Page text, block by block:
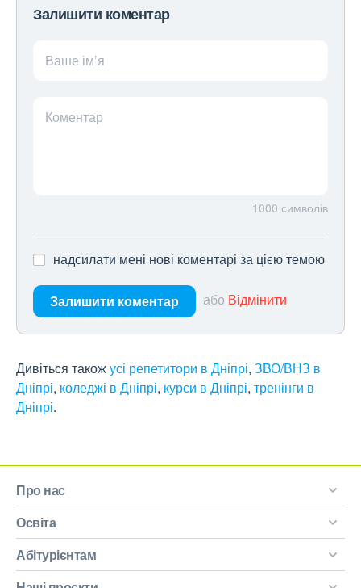
Залишити коментар
Ваше ім’я
Коментар
1000 символів
надсилати мені нові коментарі за цією темою
Залишити коментар або Відмінити
Дивіться такожусі репетитори в Дніпрі, ЗВО/ВНЗ в
Дніпрі, коледжі в Дніпрі, курси в Дніпрі, тренінги в
Дніпрі.
Про нас
Освіта
Абітурієнтам